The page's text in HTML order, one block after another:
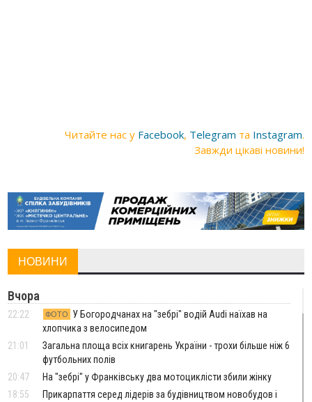
Читайте нас у Facebook, Telegram та Instagram.
Завжди цікаві новини!
НОВИНИ
Вчора
22:22 ФОТО
У Богородчанах на "зебрі" водій Audi наїхав на
хлопчика з велосипедом
21:01
Загальна площа всіх книгарень України - трохи більше ніж 6
футбольних полів
20:47
На "зебрі" у Франківську два мотоциклісти збили жінку
18:55
Прикарпаття серед лідерів за будівництвом новобудов і